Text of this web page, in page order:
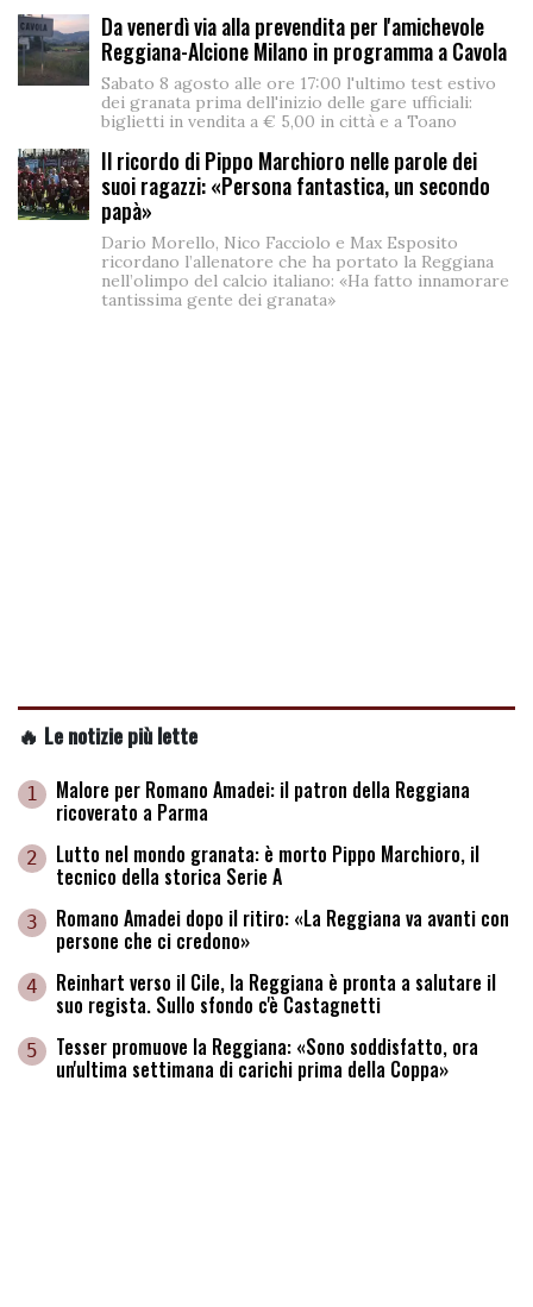
Da venerdì via alla prevendita per l'amichevole
Reggiana-Alcione Milano in programma a Cavola
Sabato 8 agosto alle ore 17:00 l'ultimo test estivo
dei granata prima dell'inizio delle gare ufficiali:
biglietti in vendita a € 5,00 in città e a Toano
Il ricordo di Pippo Marchioro nelle parole dei
suoi ragazzi: «Persona fantastica, un secondo
papà»
Dario Morello, Nico Facciolo e Max Esposito
ricordano l’allenatore che ha portato la Reggiana
nell’olimpo del calcio italiano: «Ha fatto innamorare
tantissima gente dei granata»
🔥 Le notizie più lette
1 Malore per Romano Amadei: il patron della Reggiana
ricoverato a Parma
2 Lutto nel mondo granata: è morto Pippo Marchioro, il
tecnico della storica Serie A
3 Romano Amadei dopo il ritiro: «La Reggiana va avanti con
persone che ci credono»
4 Reinhart verso il Cile, la Reggiana è pronta a salutare il
suo regista. Sullo sfondo c'è Castagnetti
5 Tesser promuove la Reggiana: «Sono soddisfatto, ora
un'ultima settimana di carichi prima della Coppa»